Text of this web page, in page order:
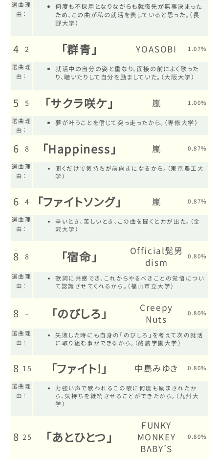
選曲理
由：
何度も不採用となりながらも就職先が無事決まった
ため、この曲が私の就活を表していると思った。（長
野大学）
4 2 「群青」 YOASOBI 1.07%
選曲理
由：
就活中の自分の姿と重なり、面接の前によく歌った
り、聴いたりして自分を励ましていた。（大阪大学）
5 5 「サクラ咲ケ」 嵐 1.00%
選曲理
由：
夢が叶うことを信じて突っ走ったから。（専修大学）
6 8 「Happiness」 嵐 0.87%
選曲理
由：
聞くだけで気持ちが前向きになるから。（東京農工大
学）
6 4 「ファイトソング」 嵐 0.87%
選曲理
由：
辛いとき、苦しいとき、この曲を聞くと力が出た。（金
沢大学）
8 8 「宿命」
Official髭男
dism
0.80%
選曲理
由：
歌詞に共感でき、これからやるべきことの覚悟につい
て認識させてくれるから。（福山市立大学）
8 – 「のびしろ」
Creepy
Nuts
0.80%
選曲理
由：
失敗した時にも自身の「のびしろ」を考えて次の就活
に取り組む事ができるから。（酪農学園大学）
8 15 「ファイト!」 中島みゆき 0.80%
選曲理
由：
力強い声で歌われるこの歌に何度も励まされたか
ら、気持ちを継続させることができたから。（九州大
学）
8 25 「あとひとつ」
FUNKY
MONKEY
BΛBY’S
0.80%